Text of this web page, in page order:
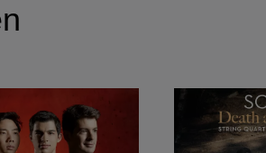
die Musiker den 1. Preis beim
1. Preis beim Internationalen Carl-
dem Berliner und Wiener
Hall, Gulbenkian, Stockholmer